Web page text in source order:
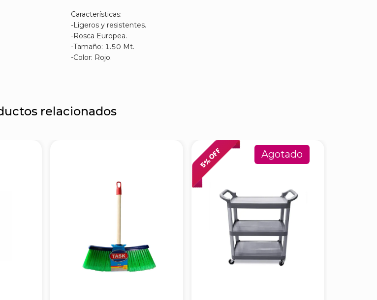
Características:
-Ligeros y resistentes.
-Rosca Europea.
-Tamaño: 1.50 Mt.
-Color: Rojo.
relacionados
5
% OFF Agotado